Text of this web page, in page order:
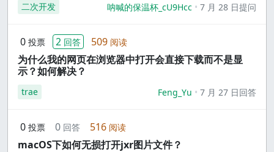
二次开发 呐喊的保温杯_cU9Hcc 7 月 28 日提问
0 投票 2 回答 509 阅读
为什么我的网页在浏览器中打开会直接下载而不是显
示？如何解决？
trae Feng_Yu 7 月 27 日回答
0 投票 0 回答 516 阅读
macOS下如何无损打开jxr图片文件？